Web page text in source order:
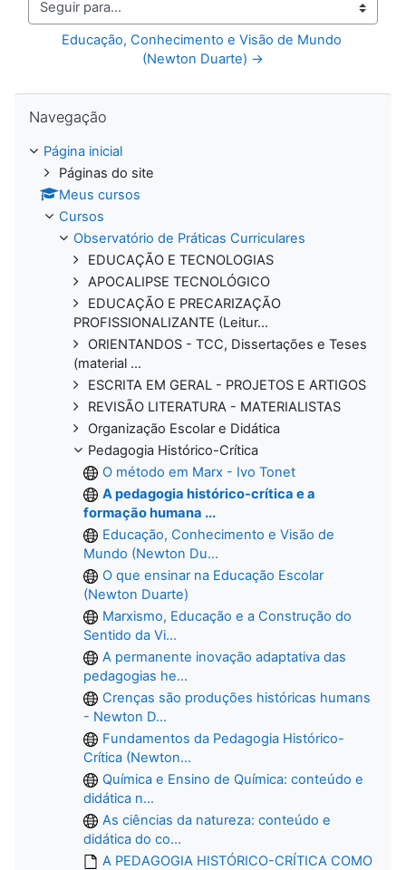
Seguir para...
Educação, Conhecimento e Visão de Mundo
(Newton Duarte) →
Navegação
Página inicial
Páginas do site
Meus cursos
Cursos
Observatório de Práticas Curriculares
EDUCAÇÃO E TECNOLOGIAS
APOCALIPSE TECNOLÓGICO
EDUCAÇÃO E PRECARIZAÇÃO
PROFISSIONALIZANTE (Leitur...
ORIENTANDOS - TCC, Dissertações e Teses
(material ...
ESCRITA EM GERAL - PROJETOS E ARTIGOS
REVISÃO LITERATURA - MATERIALISTAS
Organização Escolar e Didática
Pedagogia Histórico-Crítica
O método em Marx - Ivo Tonet
A pedagogia histórico-crítica e a
formação humana ...
Educação, Conhecimento e Visão de
Mundo (Newton Du...
O que ensinar na Educação Escolar
(Newton Duarte)
Marxismo, Educação e a Construção do
Sentido da Vi...
A permanente inovação adaptativa das
pedagogias he...
Crenças são produções históricas humans
- Newton D...
Fundamentos da Pedagogia Histórico-
Crítica (Newton...
Química e Ensino de Química: conteúdo e
didática n...
As ciências da natureza: conteúdo e
didática do co...
A PEDAGOGIA HISTÓRICO-CRÍTICA COMO